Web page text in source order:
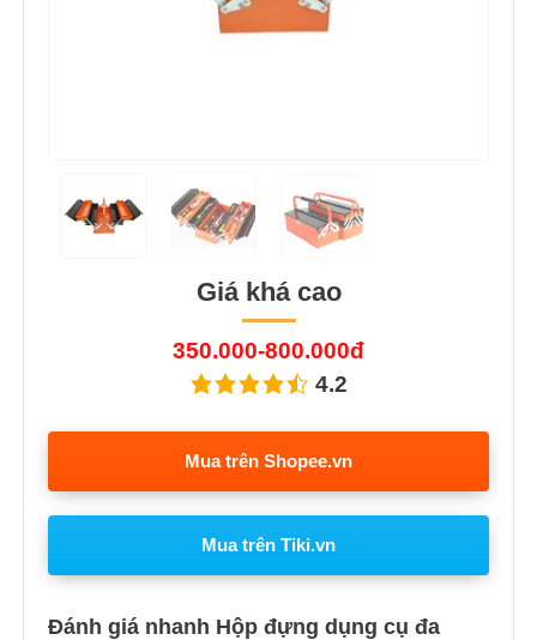
Giá khá cao
350.000-800.000đ
4.2
Mua trên Shopee.vn
Mua trên Tiki.vn
Đánh giá nhanh Hộp đựng dụng cụ đa